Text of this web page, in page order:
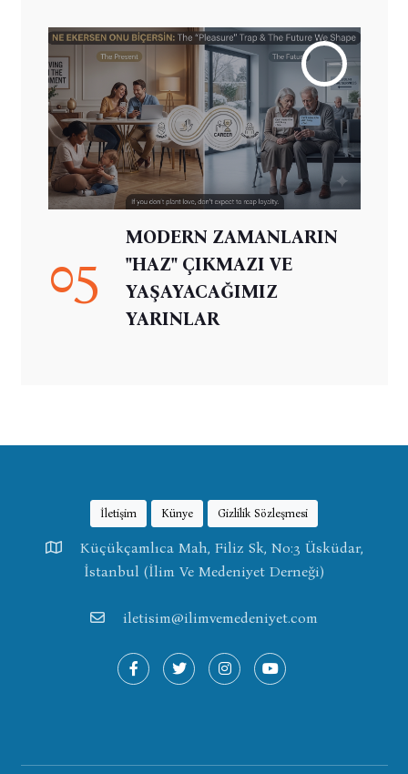
05
MODERN ZAMANLARIN
"HAZ" ÇIKMAZI VE
YAŞAYACAĞIMIZ
YARINLAR
İletişim Künye Gizlilik Sözleşmesi
Küçükçamlıca Mah, Filiz Sk, No:3 Üsküdar,
İstanbul (İlim Ve Medeniyet Derneği)
iletisim@ilimvemedeniyet.com